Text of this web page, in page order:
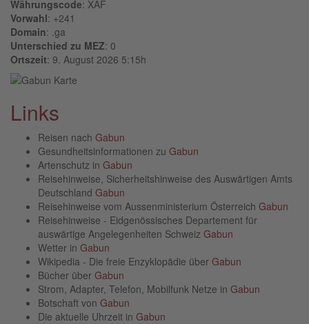
Währungscode: XAF
Vorwahl: +241
Domain: .ga
Unterschied zu MEZ: 0
Ortszeit: 9. August 2026 5:15h
Links
Reisen nach Gabun
Gesundheitsinformationen zu Gabun
Artenschutz in Gabun
Reisehinweise, Sicherheitshinweise des Auswärtigen Amts
Deutschland Gabun
Reisehinweise vom Aussenministerium Österreich Gabun
Reisehinweise - Eidgenössisches Departement für
auswärtige Angelegenheiten Schweiz Gabun
Wetter in Gabun
Wikipedia - Die freie Enzyklopädie über Gabun
Bücher über Gabun
Strom, Adapter, Telefon, Mobilfunk Netze in Gabun
Botschaft von Gabun
Die aktuelle Uhrzeit in Gabun